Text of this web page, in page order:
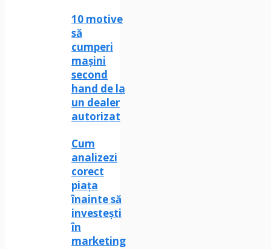
​10 motive
să
cumperi
mașini
second
hand de la
un dealer
autorizat
Cum
analizezi
corect
piața
înainte să
investești
în
marketing